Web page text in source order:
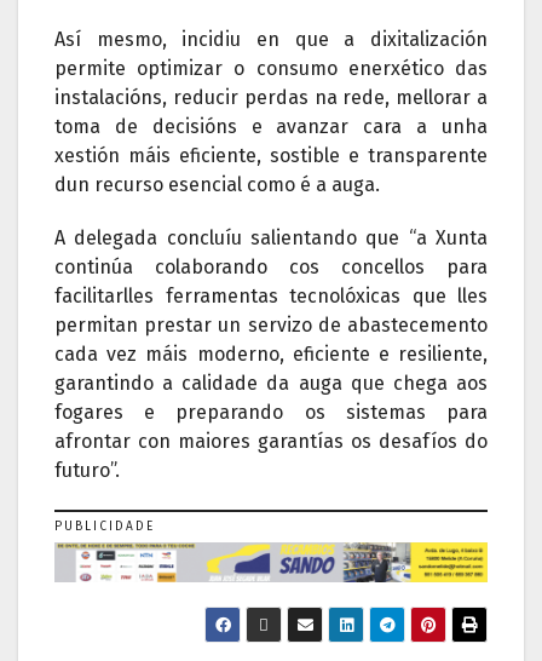
Así mesmo, incidiu en que a dixitalización
permite optimizar o consumo enerxético das
instalacións, reducir perdas na rede, mellorar a
toma de decisións e avanzar cara a unha
xestión máis eficiente, sostible e transparente
dun recurso esencial como é a auga.
A delegada concluíu salientando que “a Xunta
continúa colaborando cos concellos para
facilitarlles ferramentas tecnolóxicas que lles
permitan prestar un servizo de abastecemento
cada vez máis moderno, eficiente e resiliente,
garantindo a calidade da auga que chega aos
fogares e preparando os sistemas para
afrontar con maiores garantías os desafíos do
futuro”.
PUBLICIDADE